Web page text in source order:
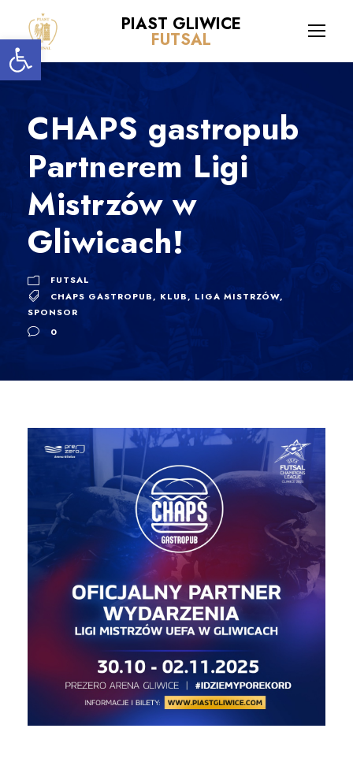
Open toolbar
PIAST GLIWICE
FUTSAL
CHAPS gastropub
Partnerem Ligi
Mistrzów w
Gliwicach!
FUTSAL
CHAPS GASTROPUB, KLUB, LIGA MISTRZÓW,
SPONSOR
0